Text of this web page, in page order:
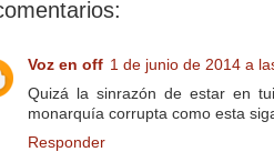
Voz en off 1 de junio de 2014 a
Quizá la sinrazón de estar en
monarquía corrupta como esta
Responder